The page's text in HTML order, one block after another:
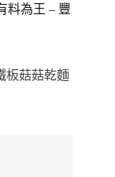
料為王 – 豐
板菇菇乾麵